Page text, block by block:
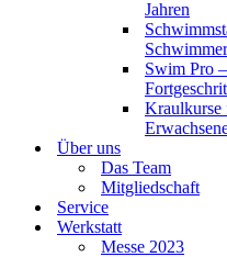
Jahren
Swim Pro
Kraulkurse
Über uns
Das Team
Mitgliedschaft
Service
Werkstatt
Messe 2023